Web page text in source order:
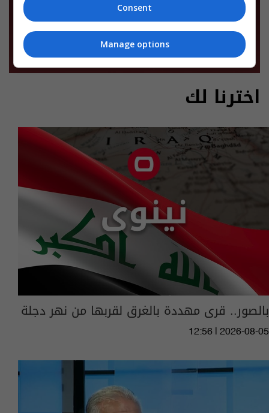
اخترنا لك
بالصور.. قرى مهددة بالغرق لقربها من نهر دجلة
12:56 | 2026-08-05
Consent
Manage options